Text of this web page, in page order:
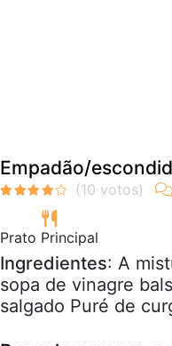
Empadão/
Prato Principal
Ingredientes: A
sopa de vinagre
salgado Puré de